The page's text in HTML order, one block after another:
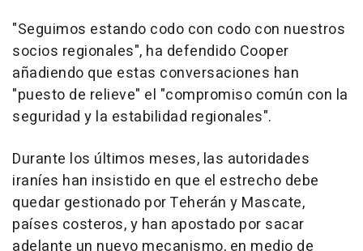
"Seguimos estando codo con codo con nuestros
socios regionales", ha defendido Cooper
añadiendo que estas conversaciones han
"puesto de relieve" el "compromiso común con la
seguridad y la estabilidad regionales".
Durante los últimos meses, las autoridades
iraníes han insistido en que el estrecho debe
quedar gestionado por Teherán y Mascate,
países costeros, y han apostado por sacar